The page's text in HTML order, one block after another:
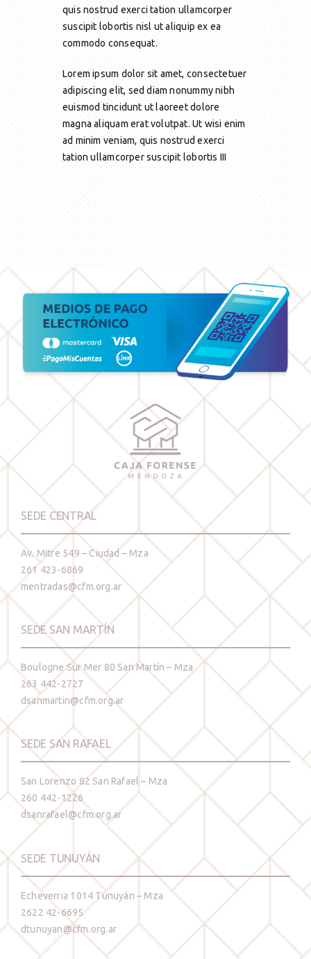
quis nostrud exerci tation ullamcorper
suscipit lobortis nisl ut aliquip ex ea
commodo consequat.
Lorem ipsum dolor sit amet, consectetuer
adipiscing elit, sed diam nonummy nibh
euismod tincidunt ut laoreet dolore
magna aliquam erat volutpat. Ut wisi enim
ad minim veniam, quis nostrud exerci
tation ullamcorper suscipit lobortis III
SEDE CENTRAL
Av. Mitre 549 – Ciudad – Mza
261 423-6869
mentradas@cfm.org.ar
SEDE SAN MARTÍN
Boulogne Sur Mer 80 San Martín – Mza
263 442-2727
dsanmartin@cfm.org.ar
SEDE SAN RAFAEL
San Lorenzo 82 San Rafael – Mza
260 442-1226
dsanrafael@cfm.org.ar
SEDE TUNUYÁN
Echeverria 1014 Tunuyán – Mza
2622 42-6695
dtunuyan@cfm.org.ar